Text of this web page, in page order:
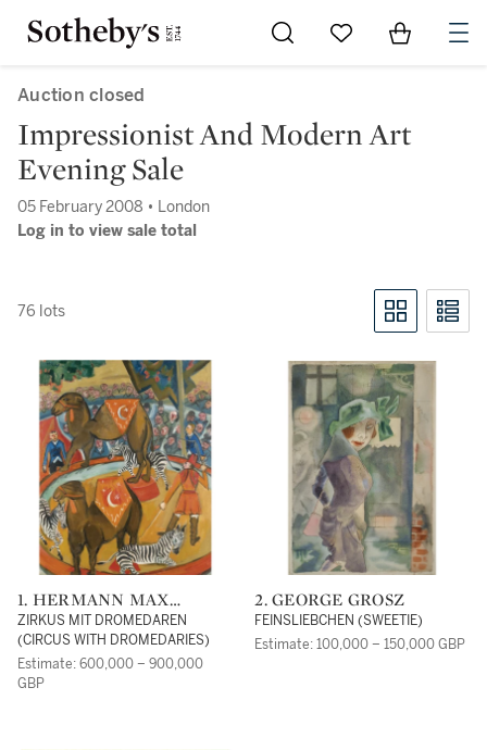
Go to My Favorites
Items in
Auction closed
Impressionist And Modern Art
Evening Sale
05 February 2008 • London
Log in to view sale total
76 lots
1. HERMANN MAX
PECHSTEIN
ZIRKUS MIT DROMEDAREN
(CIRCUS WITH DROMEDARIES)
Estimate: 600,000 – 900,000
GBP
2. GEORGE GROSZ
FEINSLIEBCHEN (SWEETIE)
Estimate: 100,000 – 150,000 GBP